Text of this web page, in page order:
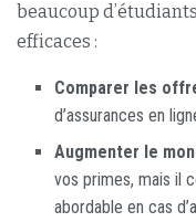
beaucoup
efficaces :
Comparer les
d’assurances en
Augmenter le
vos primes, mais il
abordable en cas